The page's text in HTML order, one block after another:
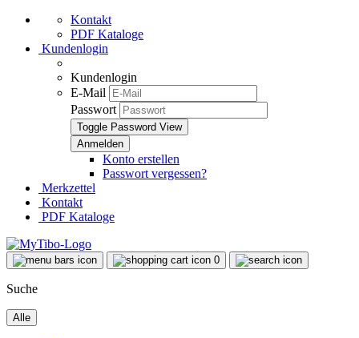
Kontakt
PDF Kataloge
Kundenlogin
Kundenlogin
E-Mail
Passwort
Toggle Password View
Konto erstellen
Passwort vergessen?
Merkzettel
Kontakt
PDF Kataloge
0
Suche
Alle